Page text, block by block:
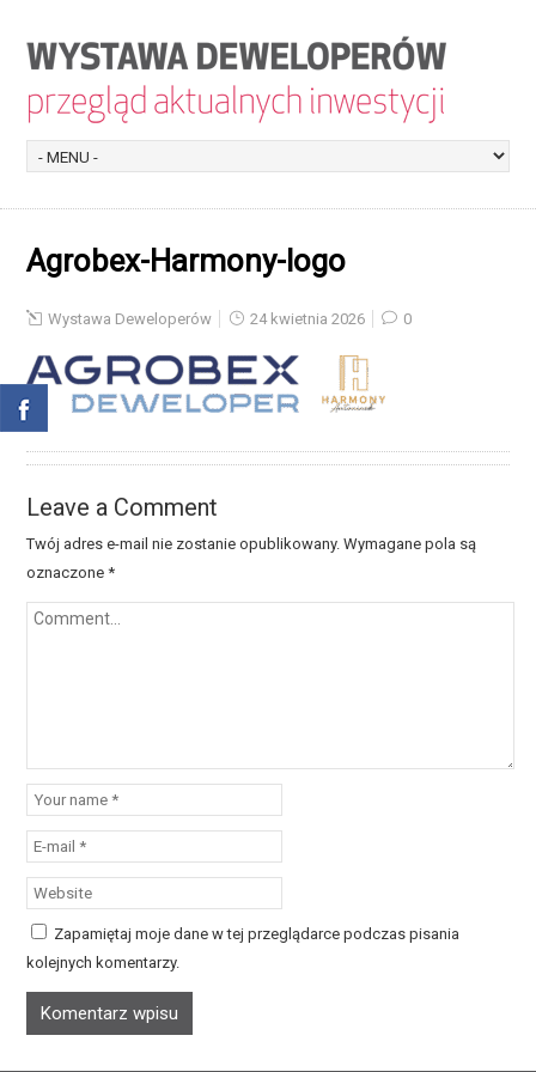
Agrobex-Harmony-logo
Wystawa Deweloperów 24 kwietnia 2026 0
Leave a Comment
Twój adres e-mail nie zostanie opublikowany. Wymagane pola są
oznaczone*
Zapamiętaj moje dane w tej przeglądarce podczas pisania
kolejnych komentarzy.